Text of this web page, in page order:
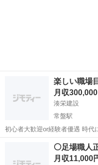
楽しい職場
月収300,000
湊栄建設
常盤駅
初心者大歓迎or経験者優遇 時代
常盤駅
⚪足場職人
月収11,000